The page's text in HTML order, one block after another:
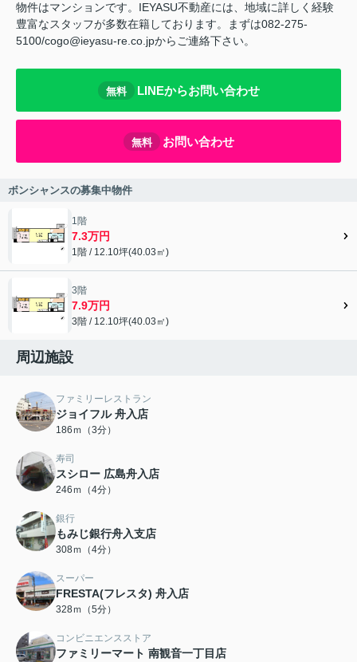
物件はマンションです。IEYASU不動産には、地域に詳しく経験
豊富なスタッフが多数在籍しております。まずは082-275-
5100/cogo@ieyasu-re.co.jpからご連絡下さい。
無料 LINEからお問い合わせ
無料 お問い合わせ
ボンシャンスの募集中物件
1階
7.3万円
1階 / 12.10坪(40.03㎡)
3階
7.9万円
3階 / 12.10坪(40.03㎡)
周辺施設
ファミリーレストラン
ジョイフル 舟入店
186ｍ（3分）
寿司
スシロー 広島舟入店
246ｍ（4分）
銀行
もみじ銀行舟入支店
308ｍ（4分）
スーパー
FRESTA(フレスタ) 舟入店
328ｍ（5分）
コンビニエンスストア
ファミリーマート 南観音一丁目店